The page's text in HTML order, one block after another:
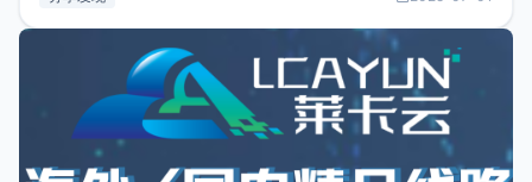
又实惠的域名邮箱，不妨尝试一下 NameCrane。注册
NameCraneNameCrane不支持直接注册，必须要购买